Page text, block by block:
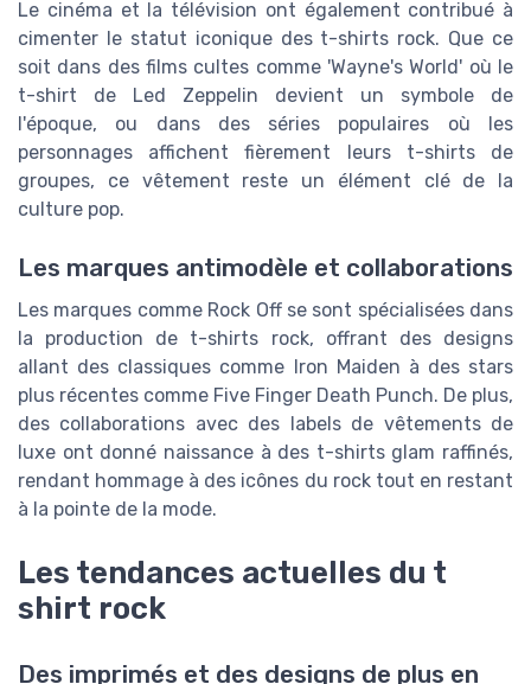
Le cinéma et la télévision ont également contribué à
cimenter le statut iconique des t-shirts rock. Que ce
soit dans des films cultes comme 'Wayne's World' où le
t-shirt de Led Zeppelin devient un symbole de
l'époque, ou dans des séries populaires où les
personnages affichent fièrement leurs t-shirts de
groupes, ce vêtement reste un élément clé de la
culture pop.
Les marques antimodèle et collaborations
Les marques comme Rock Off se sont spécialisées dans
la production de t-shirts rock, offrant des designs
allant des classiques comme Iron Maiden à des stars
plus récentes comme Five Finger Death Punch. De plus,
des collaborations avec des labels de vêtements de
luxe ont donné naissance à des t-shirts glam raffinés,
rendant hommage à des icônes du rock tout en restant
à la pointe de la mode.
Les tendances actuelles du t
shirt rock
Des imprimés et des designs de plus en